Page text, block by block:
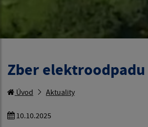
Zber elektroodpadu
Úvod Aktuality
10.10.2025